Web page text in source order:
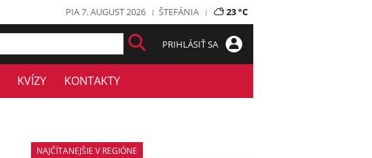
PIA 7. AUGUST 2026 ŠTEFÁNIA 23 °C
PRIHLÁSIŤ SA
KVÍZY KONTAKTY
NAJČÍTANEJŠIE V REGIÓNE